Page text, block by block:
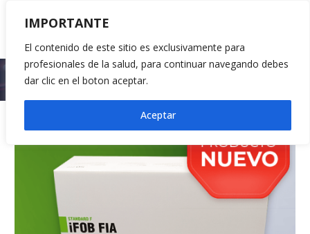
IMPORTANTE
El contenido de este sitio es exclusivamente para
profesionales de la salud, para continuar navegando debes
dar clic en el boton aceptar.
Aceptar
Inicio 2023(Página 3)